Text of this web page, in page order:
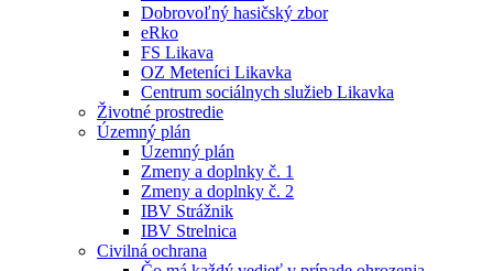
Dobrovoľný hasičský zbor
eRko
FS Likava
OZ Meteníci Likavka
Centrum sociálnych služieb Likavka
Životné prostredie
Územný plán
Územný plán
Zmeny a doplnky č. 1
Zmeny a doplnky č. 2
IBV Strážnik
IBV Strelnica
Civilná ochrana